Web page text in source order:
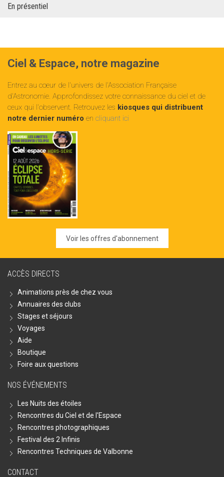
En présentiel
Ciel & Espace, notre magazine
Entrez au cœur de l'univers de l'Association Française
d'Astronomie. Approfondissez votre connaissance du ciel et de
ceux qui l'observent. Retrouvez les kiosques qui distribuent
notre dernier numéro en cliquant ici
Voir les offres d'abonnement
ACCÈS DIRECTS
Animations près de chez vous
Annuaires des clubs
Stages et séjours
Voyages
Aide
Boutique
Foire aux questions
NOS ÉVÉNEMENTS
Les Nuits des étoiles
Rencontres du Ciel et de l'Espace
Rencontres photographiques
Festival des 2 Infinis
Rencontres Techniques de Valbonne
CONTACT